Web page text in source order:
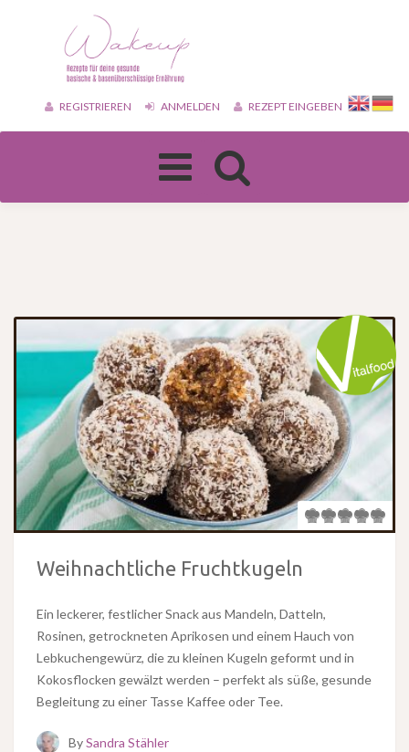
REGISTRIEREN ANMELDEN REZEPT EINGEBEN
Toggle
navigation
Weihnachtliche Fruchtkugeln
Ein leckerer, festlicher Snack aus Mandeln, Datteln,
Rosinen, getrockneten Aprikosen und einem Hauch von
Lebkuchengewürz, die zu kleinen Kugeln geformt und in
Kokosflocken gewälzt werden – perfekt als süße, gesunde
Begleitung zu einer Tasse Kaffee oder Tee.
BySandra Stähler